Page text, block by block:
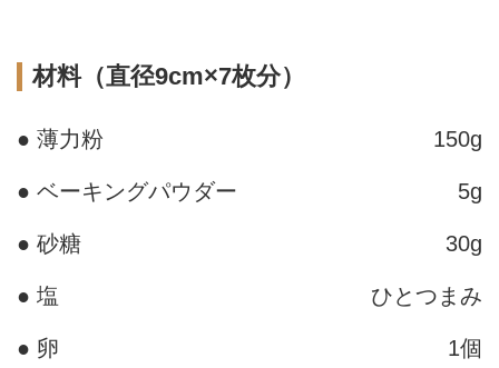
材料（直径9cm×7枚分）
● 薄力粉 150g
● ベーキングパウダー 5g
● 砂糖 30g
● 塩 ひとつまみ
● 卵 1個